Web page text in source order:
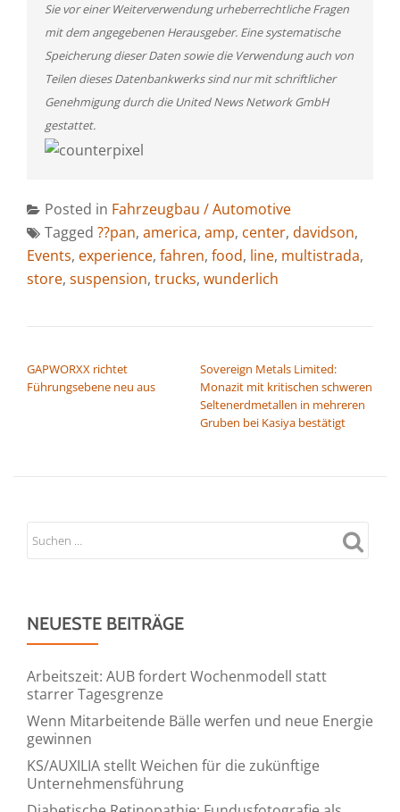
Sie vor einer Weiterverwendung urheberrechtliche Fragen
mit dem angegebenen Herausgeber. Eine systematische
Speicherung dieser Daten sowie die Verwendung auch von
Teilen dieses Datenbankwerks sind nur mit schriftlicher
Genehmigung durch die United News Network GmbH
gestattet.
Posted in Fahrzeugbau / Automotive
Tagged ??pan, america, amp, center, davidson,
Events, experience, fahren, food, line, multistrada,
store, suspension, trucks, wunderlich
GAPWORXX richtet
Führungsebene neu aus
Sovereign Metals Limited:
Monazit mit kritischen schweren
Seltenerdmetallen in mehreren
Gruben bei Kasiya bestätigt
NEUESTE BEITRÄGE
Arbeitszeit: AUB fordert Wochenmodell statt
starrer Tagesgrenze
Wenn Mitarbeitende Bälle werfen und neue Energie
gewinnen
KS/AUXILIA stellt Weichen für die zukünftige
Unternehmensführung